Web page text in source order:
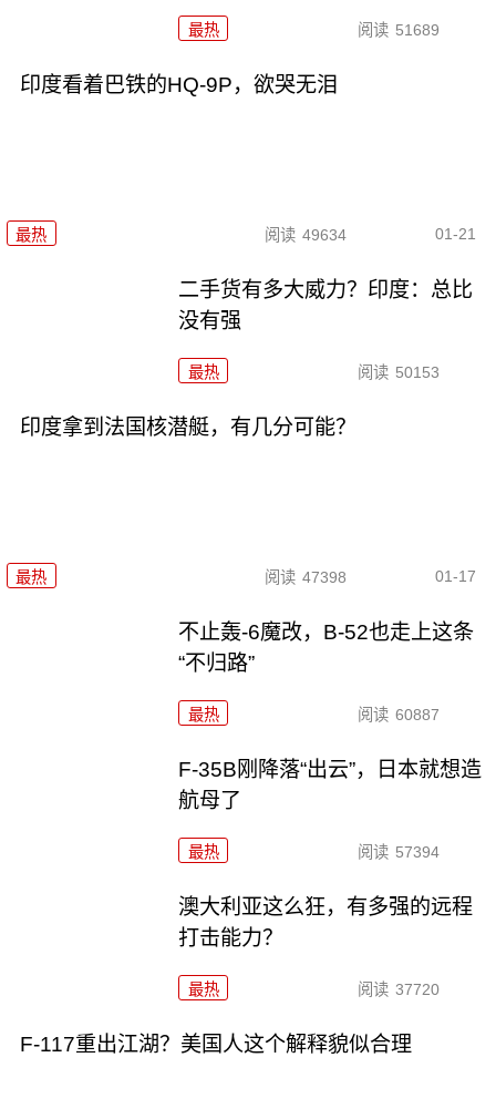
最热 阅读 51689
印度看着巴铁的HQ-9P，欲哭无泪
最热 阅读 49634 01-21
二手货有多大威力？印度：总比
没有强
最热 阅读 50153
印度拿到法国核潜艇，有几分可能？
最热 阅读 47398 01-17
不止轰-6魔改，B-52也走上这条
“不归路”
最热 阅读 60887
F-35B刚降落“出云”，日本就想造
航母了
最热 阅读 57394
澳大利亚这么狂，有多强的远程
打击能力？
最热 阅读 37720
F-117重出江湖？美国人这个解释貌似合理